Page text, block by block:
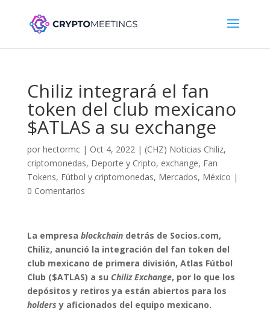
Chiliz integrará el fan
token del club mexicano
$ATLAS a su exchange
por hectormc| Oct 4, 2022| (CHZ) Noticias Chiliz,
criptomonedas, Deporte y Cripto, exchange, Fan
Tokens, Fútbol y criptomonedas, Mercados, México |
0 Comentarios
La empresa blockchain detrás de Socios.com,
Chiliz, anunció la integración del fan token del
club mexicano de primera división, Atlas Fútbol
Club ($ATLAS) a su Chiliz Exchange, por lo que los
depósitos y retiros ya están abiertos para los
holdersy aficionados del equipo mexicano.